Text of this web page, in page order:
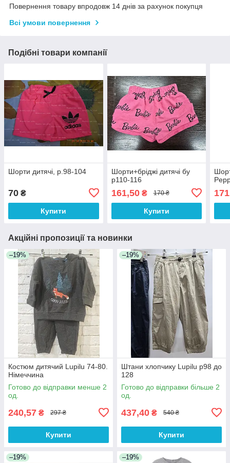
Повернення товару впродовж 14 днів за рахунок покупця
Всі умови повернення
Подібні товари компанії
Шорти дитячі, р.98-104
70 ₴
Купити
Шорти+бріджі дитячі бу
р110-116
161,50₴ 170 ₴
Купити
171
Акційні пропозиції та новинки
–19%
Костюм дитячий Lupilu 74-80.
Німеччина
Готово до відправки менше 2
од.
240,57 ₴ 297 ₴
Купити
–19%
Штани хлопчику Lupilu р98 до
128
Готово до відправки більше 2
од.
437,40 ₴ 540 ₴
Купити
–19% –19%